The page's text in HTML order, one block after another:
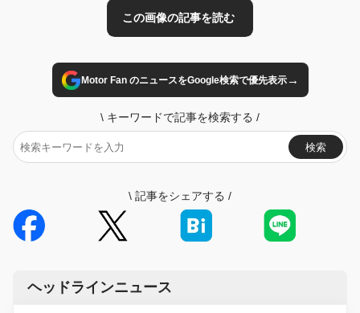
Motor Fan のニュースをGoogle検索で優先表示→
\ キーワードで記事を検索する /
検索
\ 記事をシェアする /
ヘッドラインニュース